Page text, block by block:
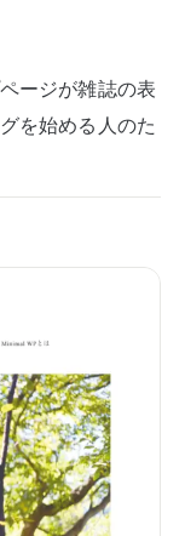
ージが雑誌の表
を始める人のた